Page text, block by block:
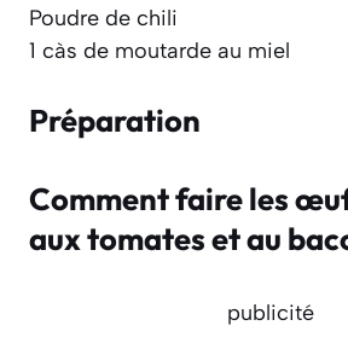
Poudre de chili
1 càs de moutarde au miel
Préparation
Comment faire les
aux tomates et au
publicité